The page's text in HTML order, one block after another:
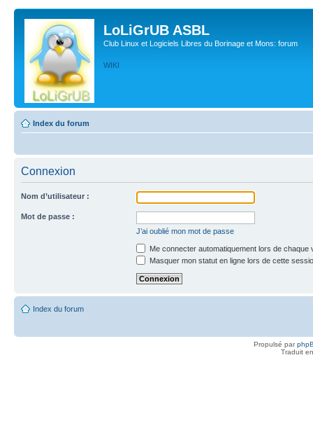
LoLiGrUB ASBL
Club Linux et Logiciels Libres du Borinage et Mons: forum
WIKI
Index du forum
Connexion
Nom d’utilisateur :
Mot de passe :
J’ai oublié mon mot de passe
Me connecter automatiquement lors de chaque
Masquer mon statut en ligne lors de cette
Index du forum
Propulsé par
Traduit